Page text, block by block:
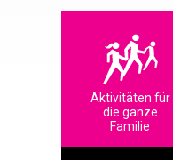
Aktivitäten für
die ganze
Familie